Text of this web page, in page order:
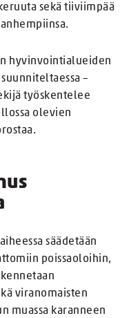
sekä tiiviimpää
hyvinvointialueiden
–
työskentelee
olevien
säädetään
poissaoloihin,
viranomaisten
muassa karanneen